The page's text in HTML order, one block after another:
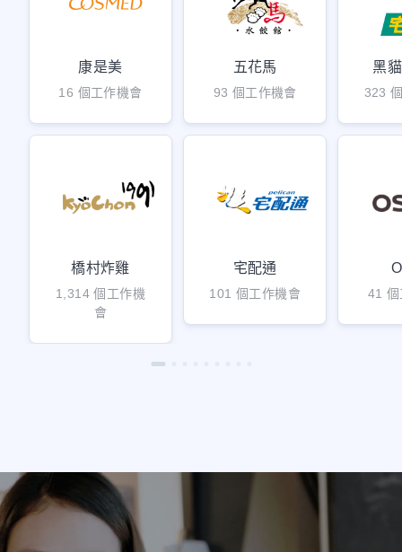
康是美
16 個工作機會
橋村炸雞
1,314 個工作機
會
五花馬
93 個工作機會
宅配通
101 個工作機會
黑
323
41 個